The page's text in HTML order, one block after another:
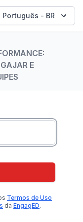
Português - BR
E
Termos de Uso
da EngagED.